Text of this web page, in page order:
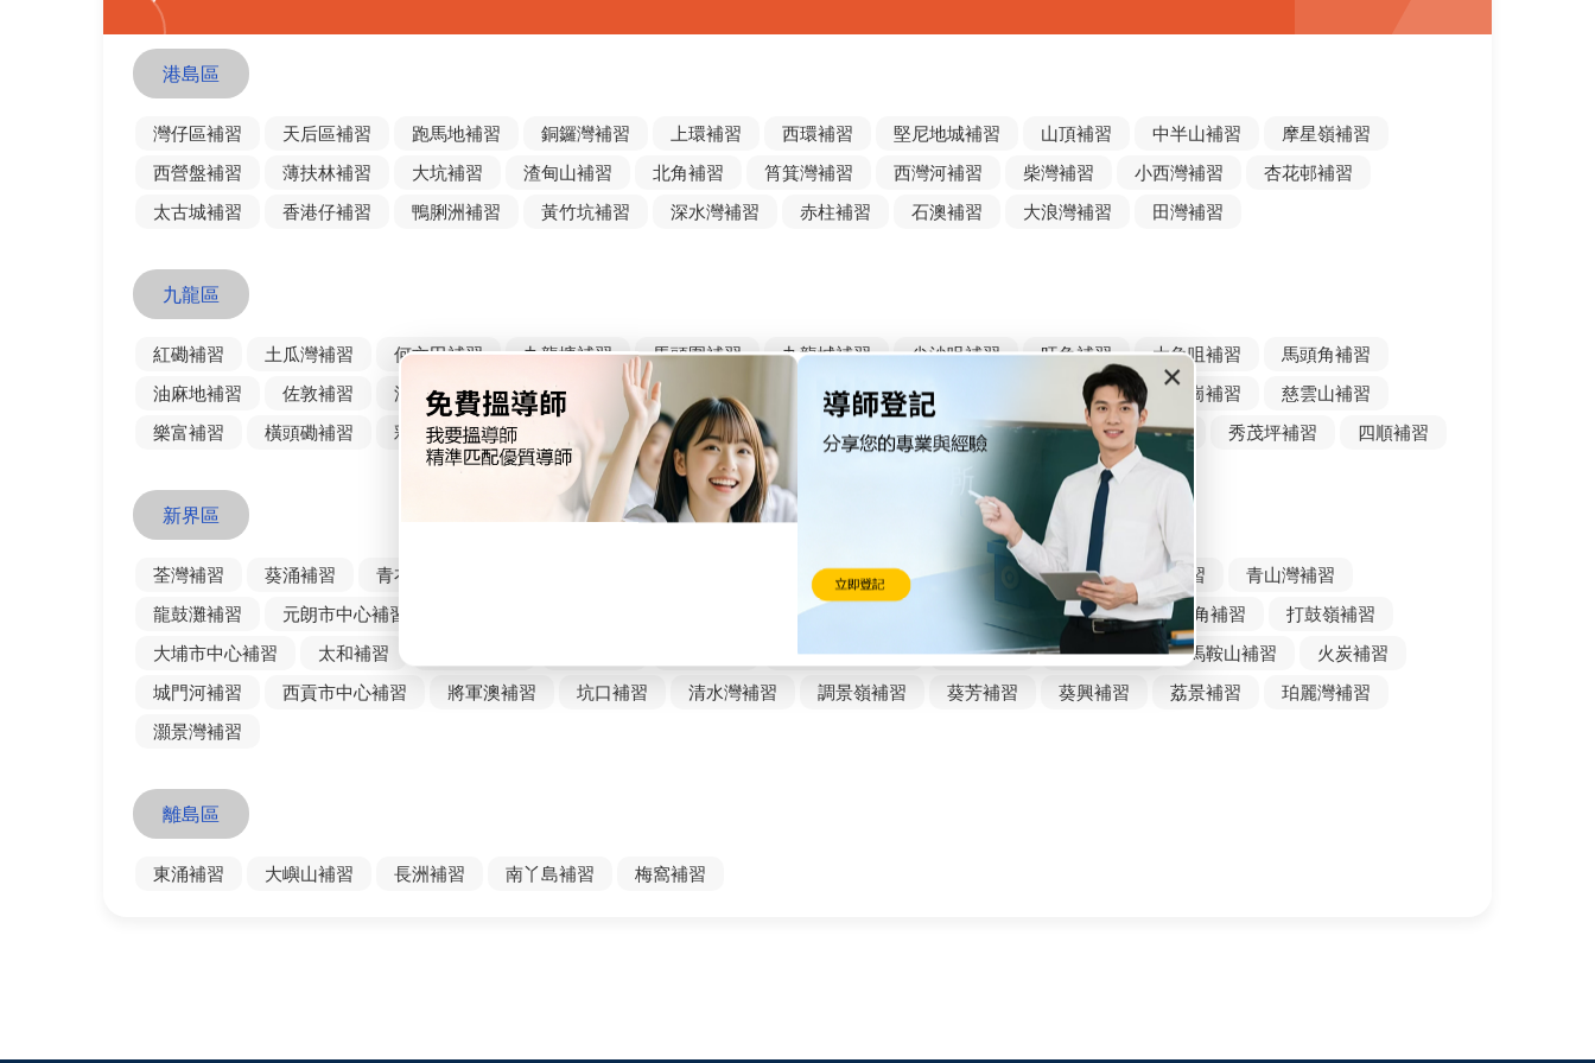
×
港島區
灣仔區補習 天后區補習 跑馬地補習 銅鑼灣補習 上環補習 西環補習 堅尼地城補習 山頂補習 中半山補習
摩星嶺補習
西營盤補習
薄扶林補習 大坑補習 渣甸山補習 北角補習 筲箕灣補習 西灣河補習 柴灣補習 小西灣補習
杏花邨補習
太古城補習
香港仔補習 鴨脷洲補習 黃竹坑補習 深水灣補習 赤柱補習 石澳補習 大浪灣補習 田灣補習
九龍區
紅磡補習 土瓜灣補習 何文田補習 九龍塘補習 馬頭圍補習 九龍城補習 尖沙咀補習 旺角補習 大角咀補習
馬頭角補習
油麻地補習
佐敦補習 深水埗補習 荔枝角補習 石硤尾補習 又一村補習 美孚補習 黃大仙補習 新蒲崗補習
慈雲山補習
樂富補習
橫頭磡補習 彩虹補習 牛池灣補習 觀塘補習 牛頭角補習 九龍灣補習 藍田補習 油塘補習 秀茂坪補習 四順補習
新界區
荃灣補習 葵涌補習 青衣補習 屯門市中心補習 兆康補習 蝴蝶灣補習
青山灣補習
龍鼓灘補習
元朗市中心補習 十八鄉補習 粉嶺補習 沙頭角補習
打鼓嶺補習
大埔市中心補習
太和補習 沙田市中心補習 大圍補習 小瀝源補習 馬鞍山補習
火炭補習
城門河補習
西貢市中心補習 將軍澳補習 坑口補習 清水灣補習 調景嶺補習 葵芳補習 葵興補習 荔景補習
珀麗灣補習
灝景灣補習
離島區
東涌補習 大嶼山補習 長洲補習 南丫島補習 梅窩補習